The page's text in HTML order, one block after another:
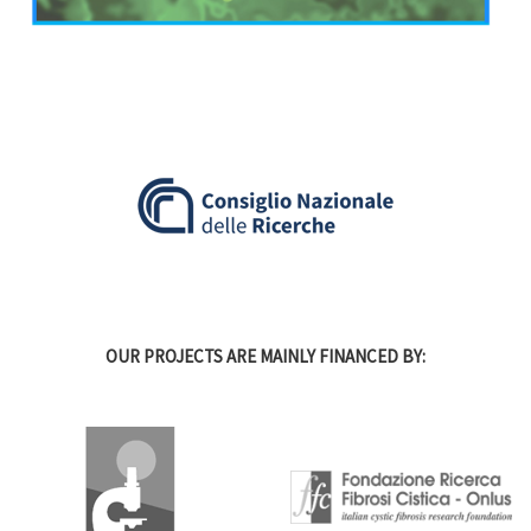
OUR PROJECTS ARE MAINLY FINANCED BY: